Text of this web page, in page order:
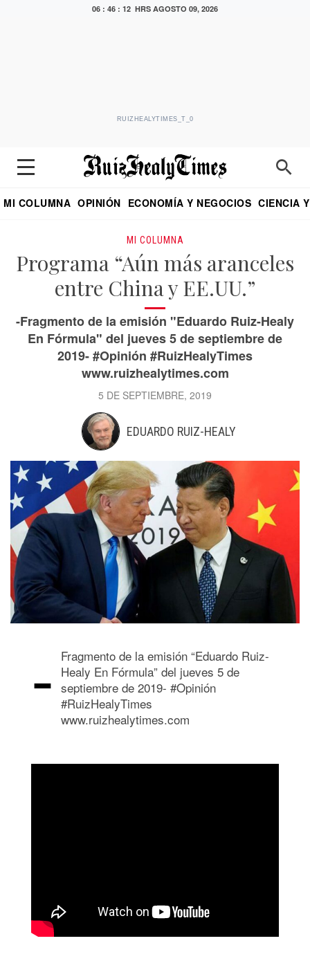
06 : 46 : 13 HRS AGOSTO 09, 2026
RUIZHEALYTIMES_T_0
MI COLUMNA OPINIÓN ECONOMÍA Y NEGOCIOS CIENCIA
MI COLUMNA
Programa “Aún más aranceles
entre China y EE.UU.”
-Fragmento de la emisión "Eduardo Ruiz-Healy
En Fórmula" del jueves 5 de septiembre de
2019- #Opinión #RuizHealyTimes
www.ruizhealytimes.com
5 DE SEPTIEMBRE, 2019
EDUARDO RUIZ-HEALY
- Fragmento de la emisión “Eduardo Ruiz-
Healy En Fórmula” del jueves 5 de
septiembre de 2019- #Opinión
#RuizHealyTimes
www.ruizhealytimes.com